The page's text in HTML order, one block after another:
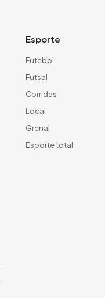
Esporte
Futebol
Futsal
Corridas
Local
Grenal
Esporte total